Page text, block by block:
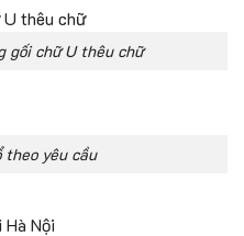
gối chữ U thêu chữ
theo yêu cầu